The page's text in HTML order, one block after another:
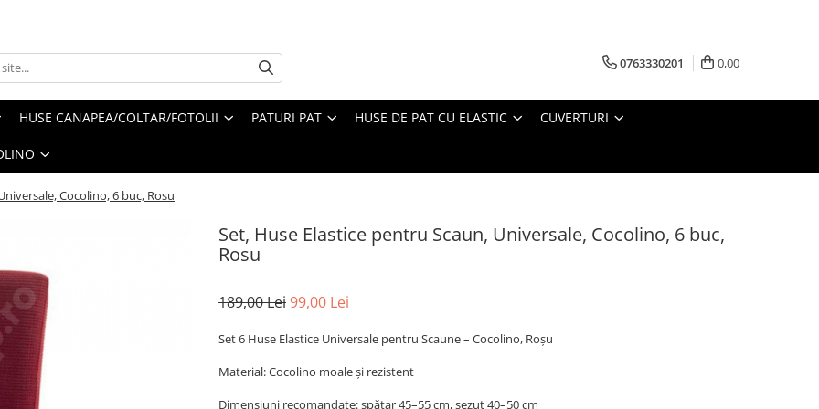
0763330201 0,00
HUSE CANAPEA/COLTAR/FOTOLII PATURI PAT HUSE DE PAT CU ELASTIC CUVERTURI
Cocolino, 6 buc, Rosu
Set, Huse Elastice pentru Scaun, Universale, Cocolino, 6 buc,
Rosu
189,00 Lei99,00 Lei
Set 6 Huse Elastice Universale pentru Scaune – Cocolino, Roșu
Material: Cocolino moale și rezistent
Dimensiuni recomandate: spătar 45–55 cm, șezut 40–50 cm